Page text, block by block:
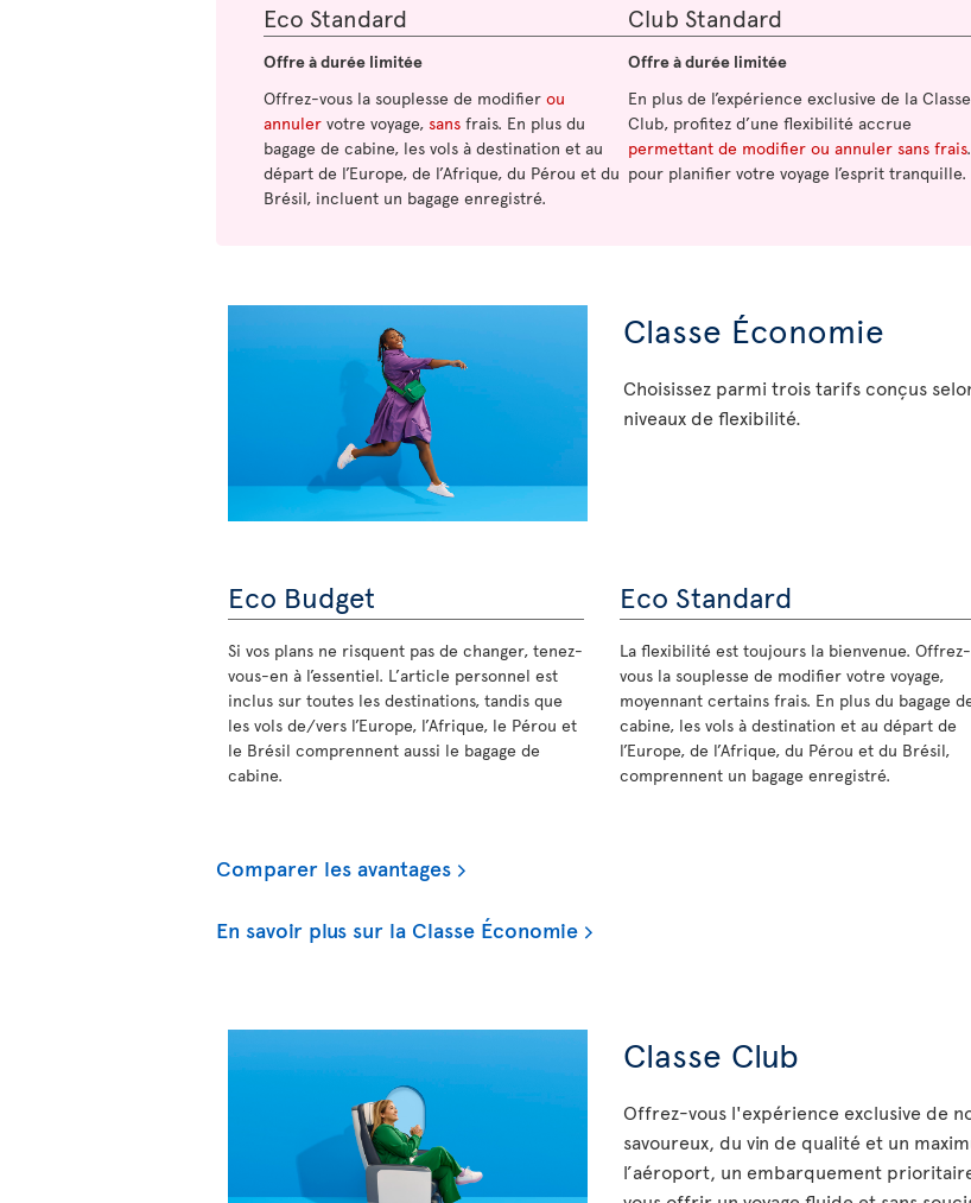
Eco Standard
Offre à durée limitée
Offrez-vous la souplesse de modifier ou
annuler votre voyage, sans frais. En plus du
bagage de cabine, les vols à destination et au
départ de l’Europe, de l’Afrique, du Pérou et du
Brésil, incluent un bagage enregistré.
Club Standard
Offre à durée limitée
En plus de l’expérience exclusive de la Classe
Club, profitez d’une flexibilité accrue
permettant de modifier ou annuler sans frais.
pour planifier votre voyage l’esprit tranquille.
Classe Économie
Choisissez parmi trois tarifs conçus
niveaux de flexibilité.
Eco Budget
Si vos plans ne risquent pas de changer, tenez-
vous-en à l’essentiel. L’article personnel est
inclus sur toutes les destinations, tandis que
les vols de/vers l’Europe, l’Afrique, le Pérou et
le Brésil comprennent aussi le bagage de
cabine.
Eco Standard
La flexibilité est toujours la bienvenue. Offrez-
vous la souplesse de modifier votre voyage,
moyennant certains frais. En plus du bagage
cabine, les vols à destination et au départ de
l’Europe, de l’Afrique, du Pérou et du Brésil,
comprennent un bagage enregistré.
Comparer les avantages
En savoir plus sur la Classe Économie
Classe Club
Offrez-vous l'expérience exclusive de
savoureux, du vin de qualité et un
l’aéroport, un embarquement